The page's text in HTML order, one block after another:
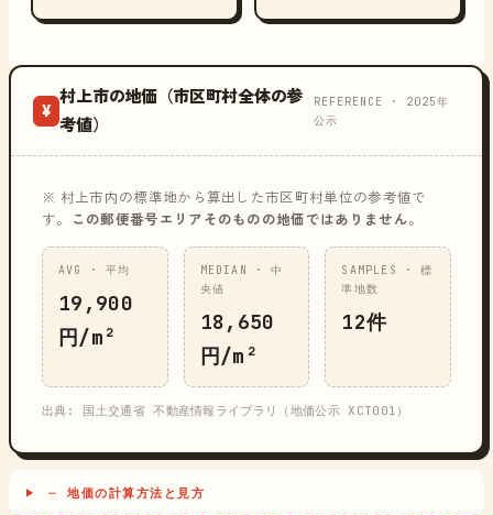
¥
村上市の地価（市区町村全体の参
考値）
REFERENCE · 2025年
公示
※ 村上市内の標準地から算出した市区町村単位の参考値で
す。
この郵便番号エリアそのものの地価ではありません。
AVG · 平均
19,900
円/m²
MEDIAN · 中
央値
18,650
円/m²
SAMPLES · 標
準地数
12件
出典: 国土交通省 不動産情報ライブラリ（地価公示 XCT001）
─ 地価の計算方法と見方